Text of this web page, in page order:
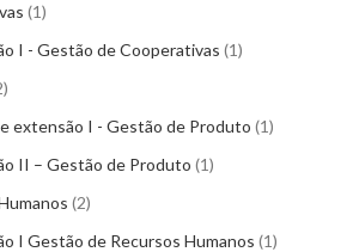
1
I - Gestão de Cooperativas 1
extensão I - Gestão de Produto 1
II – Gestão de Produto 1
2
I Gestão de Recursos Humanos 1